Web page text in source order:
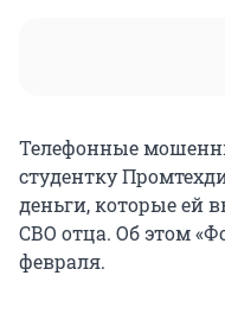
Телефонные
студентку
деньги, которые ей
СВО отца. Об этом
февраля.